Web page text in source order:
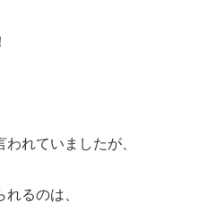
れていましたが、
るのは、